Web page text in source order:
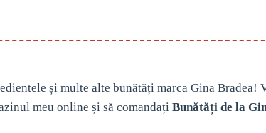
și multe alte bunătăți marca Gina Bradea!
meu online și să comandați Bunătăți de la